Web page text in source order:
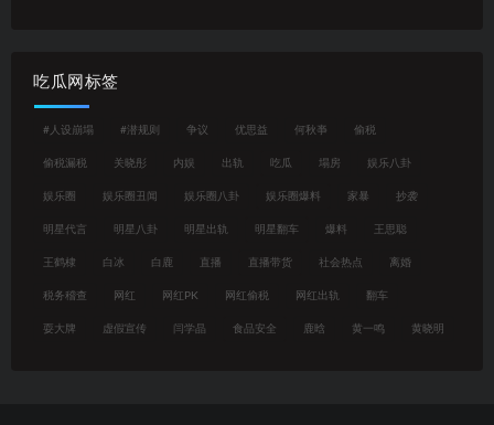
吃瓜网标签
#人设崩塌 #潜规则 争议 优思益 何秋亊 偷税
偷税漏税 关晓彤 内娱 出轨 吃瓜 塌房 娱乐八卦
娱乐圈 娱乐圈丑闻 娱乐圈八卦 娱乐圈爆料 家暴 抄袭
明星代言 明星八卦 明星出轨 明星翻车 爆料 王思聪
王鹤棣 白冰 白鹿 直播 直播带货 社会热点 离婚
税务稽查 网红 网红PK 网红偷税 网红出轨 翻车
耍大牌 虚假宣传 闫学晶 食品安全 鹿晗 黄一鸣 黄晓明